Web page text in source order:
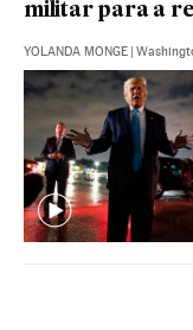
militar para a
YOLANDA MONGE